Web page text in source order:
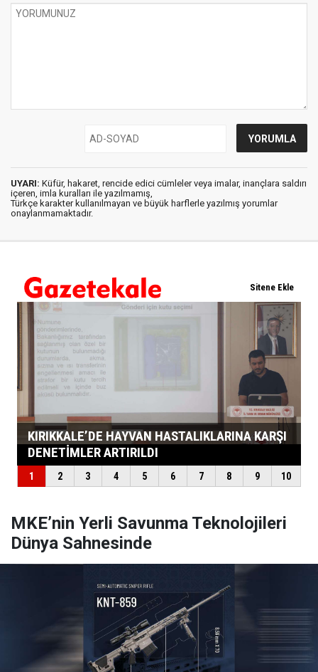
UYARI: Küfür, hakaret, rencide edici cümleler veya imalar, inançlara saldırı
içeren, imla kuralları ile yazılmamış,
Türkçe karakter kullanılmayan ve büyük harflerle yazılmış yorumlar
onaylanmamaktadır.
MKE’nin Yerli Savunma Teknolojileri
Dünya Sahnesinde